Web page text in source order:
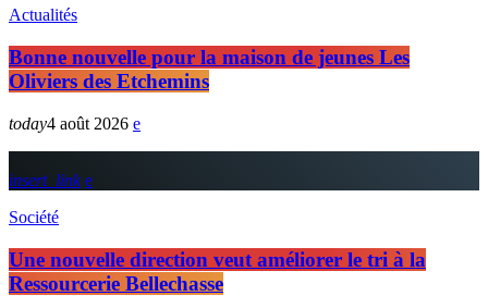
Actualités
Bonne nouvelle pour la maison de jeunes Les
Oliviers des Etchemins
today4 août 2026
insert_link
Société
Une nouvelle direction veut améliorer le tri à la
Ressourcerie Bellechasse